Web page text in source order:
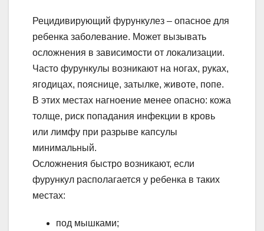
Рецидивирующий фурункулез – опасное для
ребенка заболевание. Может вызывать
осложнения в зависимости от локализации.
Часто фурункулы возникают на ногах, руках,
ягодицах, пояснице, затылке, животе, попе.
В этих местах нагноение менее опасно: кожа
толще, риск попадания инфекции в кровь
или лимфу при разрыве капсулы
минимальный.
Осложнения быстро возникают, если
фурункул располагается у ребенка в таких
местах:
под мышками;